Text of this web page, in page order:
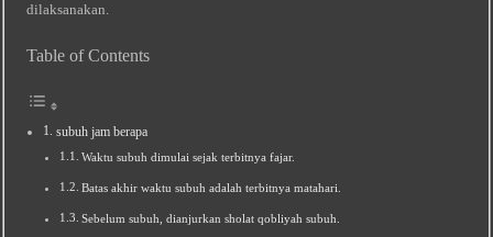
dilaksanakan.
Table of Contents
subuh jam berapa
Waktu subuh dimulai sejak terbitnya fajar.
Batas akhir waktu subuh adalah terbitnya matahari.
Sebelum subuh, dianjurkan sholat qobliyah subuh.